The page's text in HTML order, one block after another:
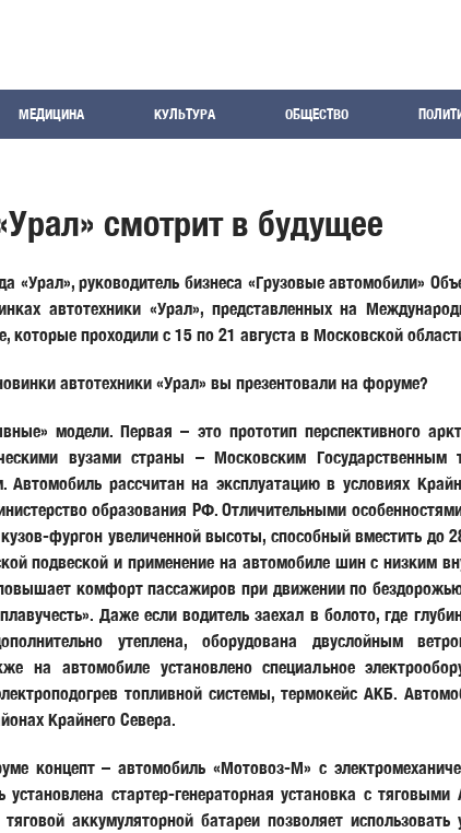
МЕДИЦИНА КУЛЬТУРА ОБЩЕСТВО
смотрит в будущее
«Урал», руководитель бизнеса «Грузовые автомобили»
автотехники «Урал», представленных на
которые проходили с 15 по 21 августа в Московской
автотехники «Урал» вы презентовали на форуме?
модели. Первая – это прототип перспективного
вузами страны – Московским
Автомобиль рассчитан на эксплуатацию в условиях
образования РФ. Отличительными
фургон увеличенной высоты, способный вместить до
подвеской и применение на автомобиле шин с низким
комфорт пассажиров при движении по
Даже если водитель заехал в болото, где
утеплена, оборудована двуслойным
на автомобиле установлено специальное
топливной системы, термокейс АКБ.
Крайнего Севера.
концепт – автомобиль «Мотовоз-М» с
установлена стартер-генераторная установка с
аккумуляторной батареи позволяет